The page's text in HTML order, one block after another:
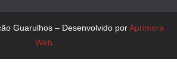
Guarulhos – Desenvolvido porAprimora
Web